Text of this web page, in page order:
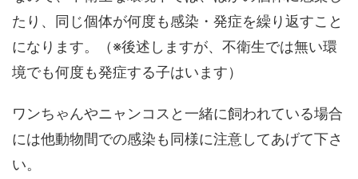
たり、同じ個体が何度も感染・発症を繰り返すこと
になります。（※後述しますが、不衛生では無い環
境でも何度も発症する子はいます）
ワンちゃんやニャンコスと一緒に飼われている場合
には他動物間での感染も同様に注意してあげて下さ
い。